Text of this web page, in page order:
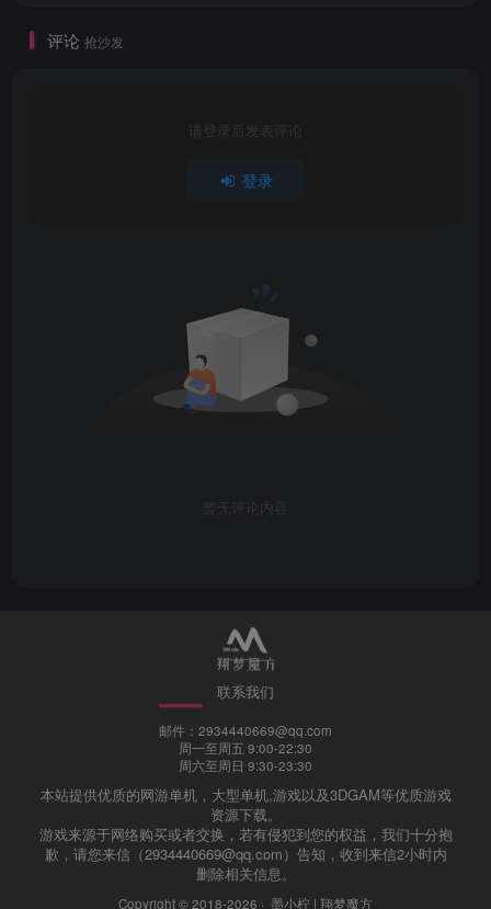
不可破的纽带，这将帮助你克服任何障碍。
并非本站创作，本站只做收集整理，并录制安装教程）
仅供本站会员可免费下载，请注册并开通本站会员
此处内容已隐藏，黄金会员（年费）可见
请登录后查看特权
视频教程（非本游戏视频教程，仅供参
抖音搜索“贰玖”（抖音号：XM.CULB）点点关注，点点
赞
抖音视频教程 西瓜视频教程
评论 抢沙发
请登录后发表评论
登录
暂无评论内容
联系我们
邮件：2934440669@qq.com
周一至周五 9:00-22:30
周六至周日 9:30-23:30
本站提供优质的网游单机，大型单机,游戏以及3DGAM等优质游戏
资源下载。
游戏来源于网络购买或者交换，若有侵犯到您的权益，我们十分抱
歉，请您来信（2934440669@qq.com）告知，收到来信2小时内
删除相关信息。
Copyright © 2018-2026 · 墨小柠 | 翔梦魔方